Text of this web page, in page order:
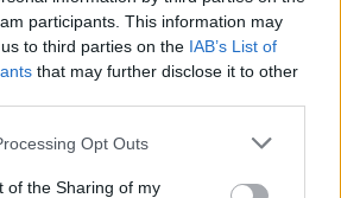
participants. This information may
to third parties on the IAB’s List of
that may further disclose it to other
Opt Outs
of the Sharing of my
nepavyko
00:00:57
karštas: temperatūra kils iki